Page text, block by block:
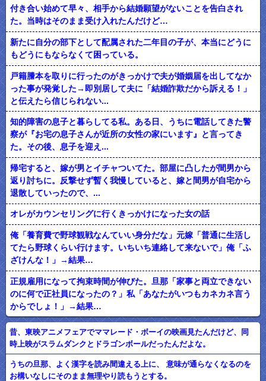
付き合い始めて早々、相手から結婚願望がないことを告白され
た。当時はそのまま受け入れたんだけど…
新たに自分の部下として配属された二年目の子が、本当にどうに
もどうにもならなくて困っている。
戸籍謄本を取りに行ったのがきっかけで夫が婚姻届を出してなか
った事が発覚した→即別居して夫に「結婚詐欺だから訴える！」
と伝えたら信じられない...
知的障害の息子と暮らしてる私。ある日、うちに電話してきた警
察が『お宅の息子さんが近所の女性の家にいます』と言ってき
た。その後、息子を迎え...
帰宅すると、嫁が男とイチャついてた。部屋に凸したが間男から
返り討ちに。反撃せず暫く我慢していると、嫁と間男が自宅から
退散していったので、...
オレがカウンセリングに行くきっかけになった女の話
俺「養育費で野球観戦なんていい身分だな」元嫁「普通に生活し
てたら野球くらい行けます。いちいち連絡して来ないで」俺「ふ
ざけんな！」→結果…
正規雇用になって拘束時間が伸びた。旦那「家事と両立できない
のに何で正社員になったの？」私「あなたがいつもカネカネ言う
からでしょ！」→結果…
昔、東映アニメフェアでママレード・ボーイの映画見たんだけど、同
時上映がスラムダンクとドラゴンボールだったんだよな。
うちの旦那、よく漢字を読み間違える上に、 意味が通らなくなるのを
お構いなしにそのまま無理やり読もうとする。